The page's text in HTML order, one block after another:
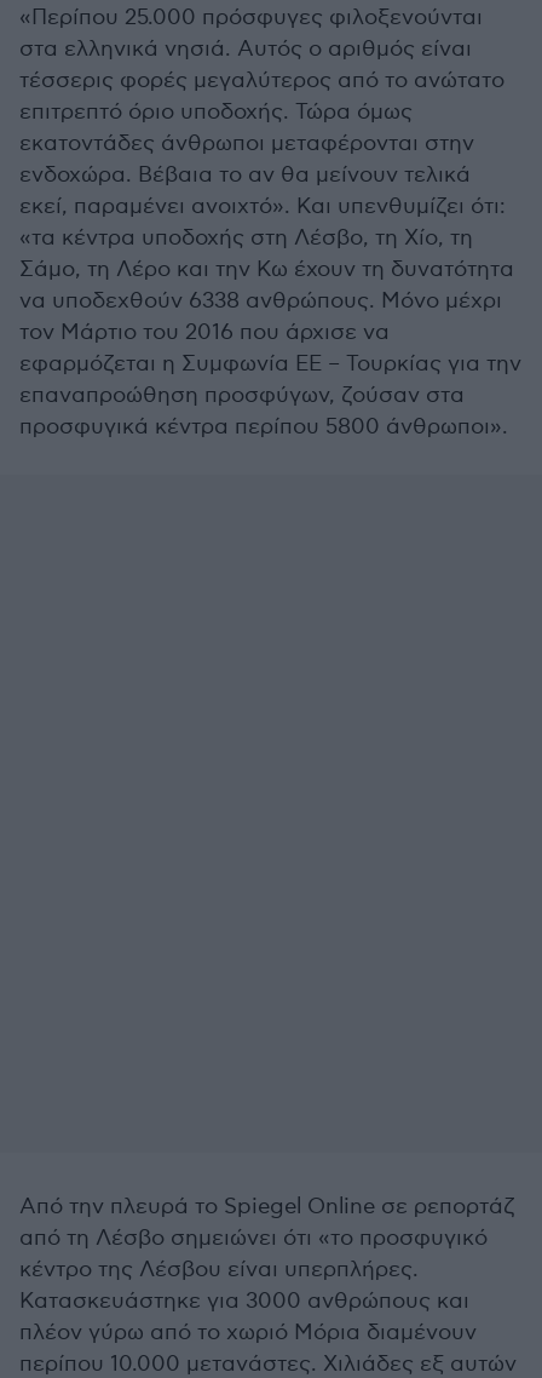
«Περίπου 25.000 πρόσφυγες φιλοξενούνται
στα ελληνικά νησιά. Αυτός ο αριθμός είναι
τέσσερις φορές μεγαλύτερος από το ανώτατο
επιτρεπτό όριο υποδοχής. Τώρα όμως
εκατοντάδες άνθρωποι μεταφέρονται στην
ενδοχώρα. Βέβαια το αν θα μείνουν τελικά
εκεί, παραμένει ανοιχτό». Και υπενθυμίζει ότι:
«τα κέντρα υποδοχής στη Λέσβο, τη Χίο, τη
Σάμο, τη Λέρο και την Κω έχουν τη δυνατότητα
να υποδεχθούν 6338 ανθρώπους. Μόνο μέχρι
τον Μάρτιο του 2016 που άρχισε να
εφαρμόζεται η Συμφωνία ΕΕ – Τουρκίας για την
επαναπροώθηση προσφύγων, ζούσαν στα
προσφυγικά κέντρα περίπου 5800 άνθρωποι».
Από την πλευρά το Spiegel Online σε ρεπορτάζ
από τη Λέσβο σημειώνει ότι «το προσφυγικό
κέντρο της Λέσβου είναι υπερπλήρες.
Κατασκευάστηκε για 3000 ανθρώπους και
πλέον γύρω από το χωριό Μόρια διαμένουν
περίπου 10.000 μετανάστες. Χιλιάδες εξ αυτών